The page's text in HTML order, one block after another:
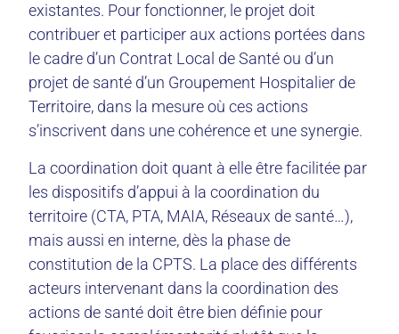
existantes. Pour fonctionner, le projet doit
contribuer et participer aux actions portées dans
le cadre d’un Contrat Local de Santé ou d’un
projet de santé d’un Groupement Hospitalier de
Territoire, dans la mesure où ces actions
s’inscrivent dans une cohérence et une synergie.
La coordination doit quant à elle être facilitée par
les dispositifs d’appui à la coordination du
territoire (CTA, PTA, MAIA, Réseaux de santé…),
mais aussi en interne, dès la phase de
constitution de la CPTS. La place des différents
acteurs intervenant dans la coordination des
actions de santé doit être bien définie pour